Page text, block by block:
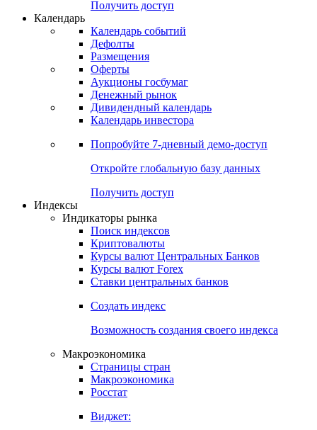
Получить доступ
Календарь
Календарь событий
Дефолты
Размещения
Оферты
Аукционы госбумаг
Денежный рынок
Дивидендный календарь
Календарь инвестора
Попробуйте 7-дневный демо-доступ
Откройте глобальную базу данных
Получить доступ
Индексы
Индикаторы рынка
Поиск индексов
Криптовалюты
Курсы валют Центральных Банков
Курсы валют Forex
Ставки центральных банков
Создать индекс
Возможность создания своего индекса
Макроэкономика
Страницы стран
Макроэкономика
Росстат
Виджет: